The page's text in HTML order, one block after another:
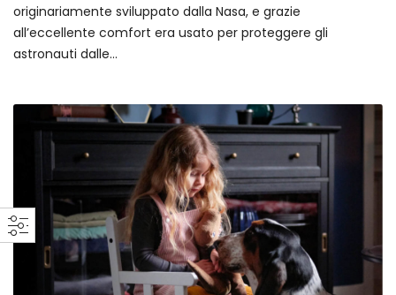
originariamente sviluppato dalla Nasa, e grazie
all’eccellente comfort era usato per proteggere gli
astronauti dalle…